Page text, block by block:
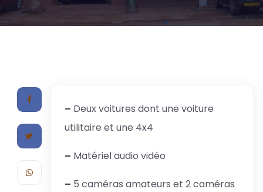
– Deux voitures dont une voiture
utilitaire et une 4x4
– Matériel audio vidéo
– 5 caméras amateurs et 2 caméras